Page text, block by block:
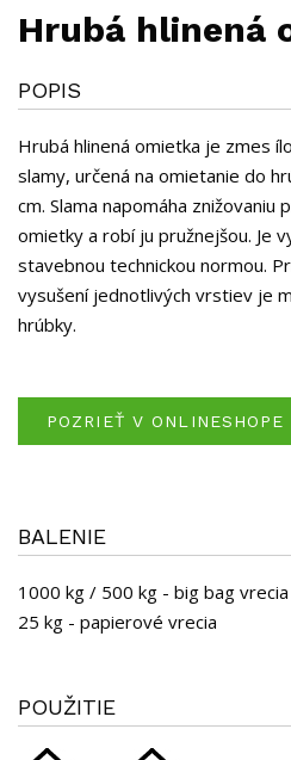
Katalóg Tepore
Kontakt
Hrubá hlinená
POPIS
Hrubá hlinená omietka je zmes
slamy, určená na omietanie do
cm. Slama napomáha znižovaniu
omietky a robí ju pružnejšou. Je
stavebnou technickou normou.
vysušení jednotlivých vrstiev je
hrúbky.
POZRIEŤ V ONLINESHOPE
BALENIE
1000 kg / 500 kg - big bag vrecia
25 kg - papierové vrecia
POUŽITIE